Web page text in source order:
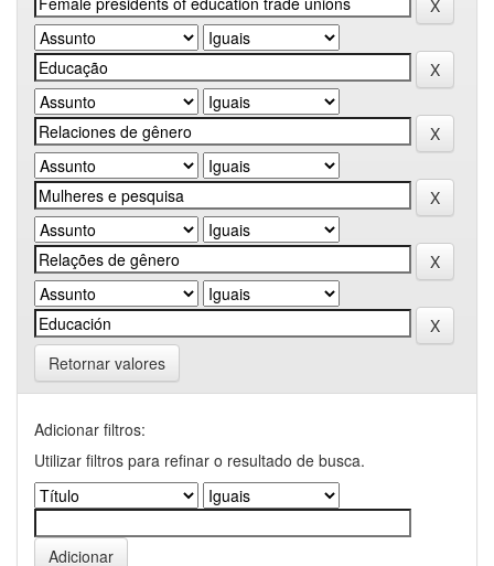
Retornar valores
Adicionar filtros:
Utilizar filtros para refinar o resultado de busca.